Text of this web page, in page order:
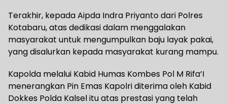
Terakhir, kepada Aipda Indra Priyanto dari Polres
Kotabaru, atas dedikasi dalam menggalakan
masyarakat untuk mengumpulkan baju layak pakai,
yang disalurkan kepada masyarakat kurang mampu.
Kapolda melalui Kabid Humas Kombes Pol M Rifa’I
menerangkan Pin Emas Kapolri diterima oleh Kabid
Dokkes Polda Kalsel itu atas prestasi yang telah